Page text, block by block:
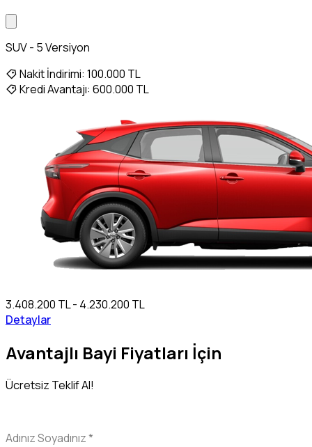
SUV - 5 Versiyon
Nakit İndirimi: 100.000 TL
Kredi Avantajı: 600.000 TL
3.408.200 TL - 4.230.200 TL
Detaylar
Avantajlı Bayi Fiyatları İçin
Ücretsiz Teklif Al!
Adınız Soyadınız*